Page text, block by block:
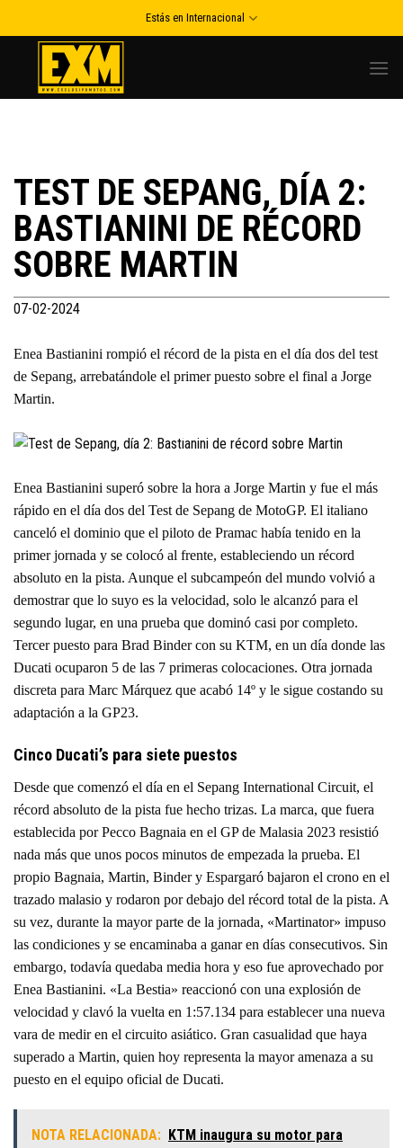
to
Estás en Internacional
TEST DE SEPANG, DÍA 2:
BASTIANINI DE RÉCORD
SOBRE MARTIN
07-02-2024
Enea Bastianini rompió el récord de la pista en el día dos del test
de Sepang, arrebatándole el primer puesto sobre el final a Jorge
Martin.
Enea Bastianini superó sobre la hora a Jorge Martin y fue el más
rápido en el día dos del Test de Sepang de MotoGP. El italiano
canceló el dominio que el piloto de Pramac había tenido en la
primer jornada y se colocó al frente, estableciendo un récord
absoluto en la pista. Aunque el subcampeón del mundo volvió a
demostrar que lo suyo es la velocidad, solo le alcanzó para el
segundo lugar, en una prueba que dominó casi por completo.
Tercer puesto para Brad Binder con su KTM, en un día donde las
Ducati ocuparon 5 de las 7 primeras colocaciones. Otra jornada
discreta para Marc Márquez que acabó 14º y le sigue costando su
adaptación a la GP23.
Cinco Ducati’s para siete puestos
Desde que comenzó el día en el Sepang International Circuit, el
récord absoluto de la pista fue hecho trizas. La marca, que fuera
establecida por Pecco Bagnaia en el GP de Malasia 2023 resistió
nada más que unos pocos minutos de empezada la prueba. El
propio Bagnaia, Martin, Binder y Espargaró bajaron el crono en el
trazado malasio y rodaron por debajo del récord total de la pista. A
su vez, durante la mayor parte de la jornada, «Martinator» impuso
las condiciones y se encaminaba a ganar en días consecutivos. Sin
embargo, todavía quedaba media hora y eso fue aprovechado por
Enea Bastianini. «La Bestia» reaccionó con una explosión de
velocidad y clavó la vuelta en 1:57.134 para establecer una nueva
vara de medir en el circuito asiático. Gran casualidad que haya
superado a Martin, quien hoy representa la mayor amenaza a su
puesto en el equipo oficial de Ducati.
NOTA RELACIONADA: KTM inaugura su motor para